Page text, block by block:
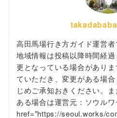
高田馬場行き方ガイド運営者
地域情報は投稿以降時間経
更となっている場合があり
ていただき、変更がある場
じめご承知おきください。
ある場合は運営元：ソウル
href="https://seoul.works/